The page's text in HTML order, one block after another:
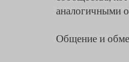
аналогичными
Общение и